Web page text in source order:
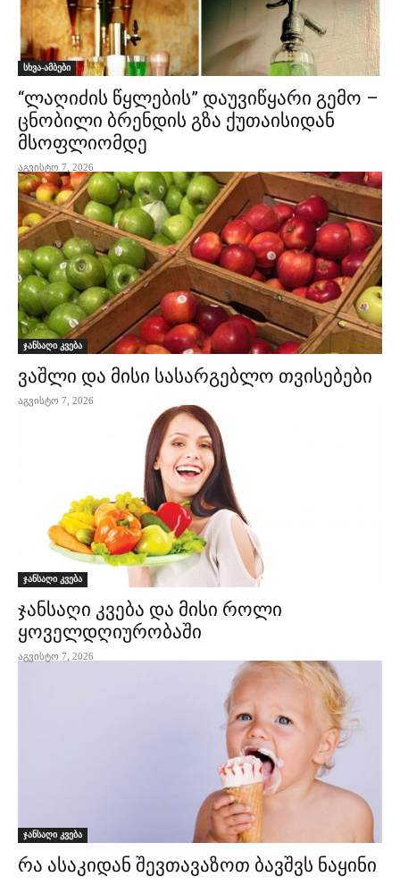
სხვა-ამბები
“ლაღიძის წყლების” დაუვიწყარი გემო –
ცნობილი ბრენდის გზა ქუთაისიდან
მსოფლიომდე
აგვისტო 7, 2026
ჯანსაღი კვება
ვაშლი და მისი სასარგებლო თვისებები
აგვისტო 7, 2026
ჯანსაღი კვება
ჯანსაღი კვება და მისი როლი
ყოველდღიურობაში
აგვისტო 7, 2026
ჯანსაღი კვება
რა ასაკიდან შევთავაზოთ ბავშვს ნაყინი